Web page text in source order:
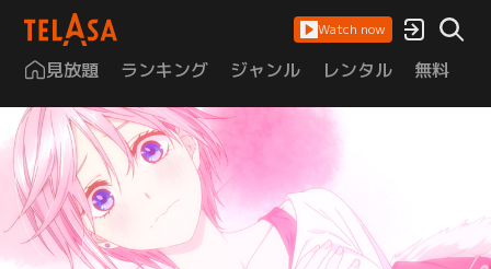
Watch now
見放題 ランキング ジャンル レンタル 無料